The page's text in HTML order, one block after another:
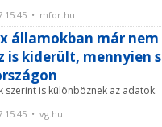
15:45 • mfor.hu
államokban már nem
is kiderült, mennyien
szerint is különböznek az adatok.
15:45 • vg.hu